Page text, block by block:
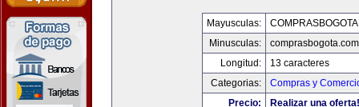
Mayusculas:
Minusculas:
comprasbogota.com
Longitud:
13 caracteres
Categorias:
Compras y
Precio:
Realizar una oferta!